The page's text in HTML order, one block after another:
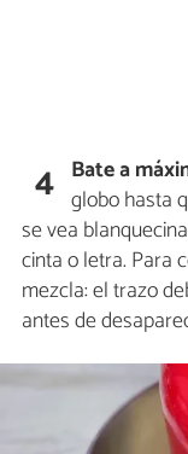
4 Bate a
globo hasta
se vea
cinta o letra. Para
mezcla: el trazo
antes de